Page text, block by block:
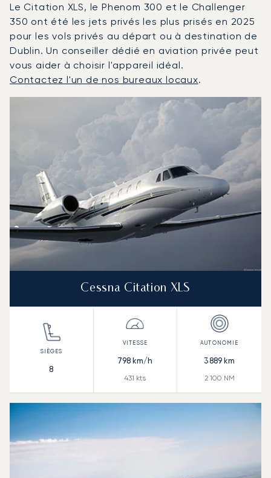
Le Citation XLS, le Phenom 300 et le Challenger
350 ont été les jets privés les plus prisés en 2025
pour les vols privés au départ ou à destination de
Dublin. Un conseiller dédié en aviation privée peut
vous aider à choisir l'appareil idéal.
Contactez l'un de nos bureaux locaux.
Modèle d'aéronef
Sièges
Vitesse (nœuds)
Autonomie (km)
Cessna Citation XLS
8
798 km/h
431 kts
3 889 km
2 100 NM